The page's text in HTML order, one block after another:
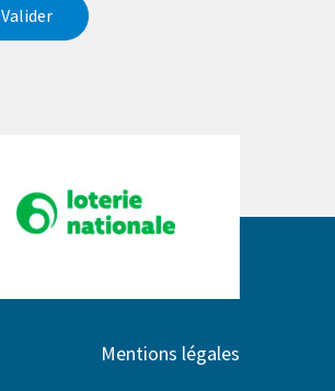
Valider
Mentions légales